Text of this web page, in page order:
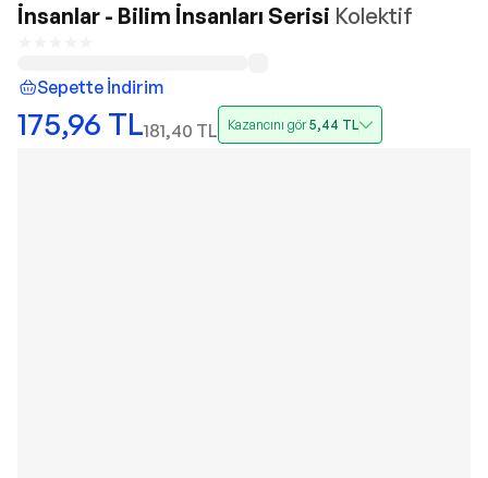
İnsanlar - Bilim İnsanları Serisi Kolektif
Sepette İndirim
175,96 TL181,40 TL Kazancını gör5,44 TL